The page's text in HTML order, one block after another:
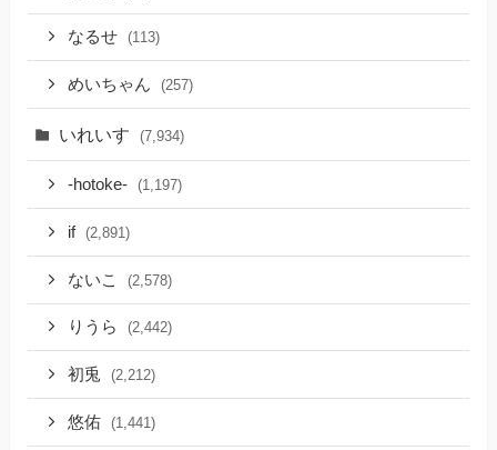
なるせ (113)
めいちゃん (257)
いれいす (7,934)
-hotoke- (1,197)
if (2,891)
ないこ (2,578)
りうら (2,442)
初兎 (2,212)
悠佑 (1,441)